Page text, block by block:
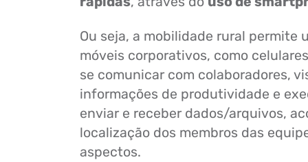
Ou seja, a mobilidade rural permite
móveis corporativos, como
se comunicar com colaboradores,
informações de produtividade e
enviar e receber dados/arquivos,
localização dos membros das
aspectos.